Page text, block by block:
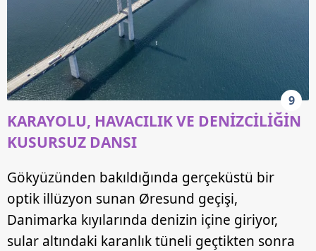
9
KARAYOLU, HAVACILIK VE DENİZCİLİĞİN
KUSURSUZ DANSI
Gökyüzünden bakıldığında gerçeküstü bir
optik illüzyon sunan Øresund geçişi,
Danimarka kıyılarında denizin içine giriyor,
sular altındaki karanlık tüneli geçtikten sonra